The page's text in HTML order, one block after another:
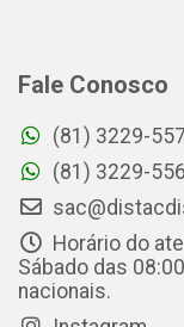
Fale Conosco
(81) 3229-
(81) 3229-
Horário do
Sábado das
nacionais.